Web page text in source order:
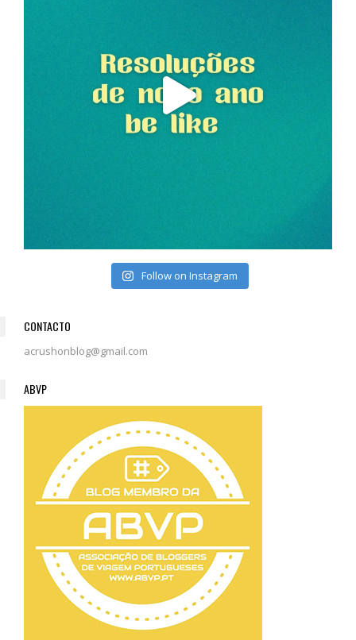
Follow on Instagram
CONTACTO
acrushonblog@gmail.com
ABVP